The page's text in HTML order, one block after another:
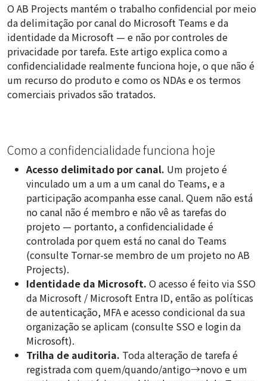
O AB Projects mantém o trabalho confidencial por meio
da delimitação por canal do Microsoft Teams e da
identidade da Microsoft — e não por controles de
privacidade por tarefa. Este artigo explica como a
confidencialidade realmente funciona hoje, o que não é
um recurso do produto e como os NDAs e os termos
comerciais privados são tratados.
Como a confidencialidade funciona hoje
Acesso delimitado por canal. Um projeto é
vinculado um a um a um canal do Teams, e a
participação acompanha esse canal. Quem não está
no canal não é membro e não vê as tarefas do
projeto — portanto, a confidencialidade é
controlada por quem está no canal do Teams
(consulte Tornar-se membro de um projeto no AB
Projects).
Identidade da Microsoft. O acesso é feito via SSO
da Microsoft / Microsoft Entra ID, então as políticas
de autenticação, MFA e acesso condicional da sua
organização se aplicam (consulte SSO e login da
Microsoft).
Trilha de auditoria. Toda alteração de tarefa é
registrada com quem/quando/antigo→novo e um